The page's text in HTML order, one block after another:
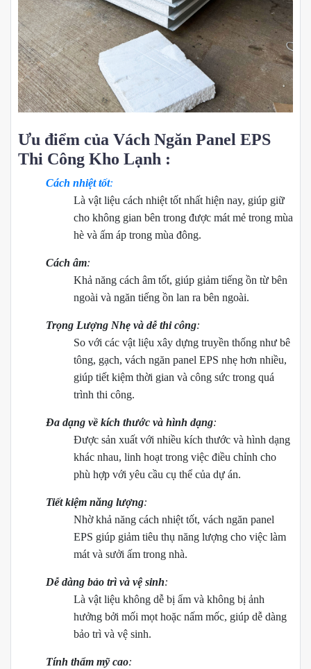
Ưu điểm của Vách Ngăn Panel EPS
Thi Công Kho Lạnh :
Cách nhiệt tốt:
Là vật liệu cách nhiệt tốt nhất hiện nay, giúp giữ
cho không gian bên trong được mát mẻ trong mùa
hè và ấm áp trong mùa đông.
Cách âm:
Khả năng cách âm tốt, giúp giảm tiếng ồn từ bên
ngoài và ngăn tiếng ồn lan ra bên ngoài.
Trọng Lượng Nhẹ và dễ thi công:
So với các vật liệu xây dựng truyền thống như bê
tông, gạch, vách ngăn panel EPS nhẹ hơn nhiều,
giúp tiết kiệm thời gian và công sức trong quá
trình thi công.
Đa dạng về kích thước và hình dạng:
Được sản xuất với nhiều kích thước và hình dạng
khác nhau, linh hoạt trong việc điều chỉnh cho
phù hợp với yêu cầu cụ thể của dự án.
Tiết kiệm năng lượng:
Nhờ khả năng cách nhiệt tốt, vách ngăn panel
EPS giúp giảm tiêu thụ năng lượng cho việc làm
mát và sưởi ấm trong nhà.
Dễ dàng bảo trì và vệ sinh:
Là vật liệu không dễ bị ẩm và không bị ảnh
hưởng bởi mối mọt hoặc nấm mốc, giúp dễ dàng
bảo trì và vệ sinh.
Tính thẩm mỹ cao: